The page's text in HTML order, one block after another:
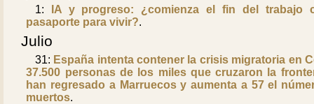
1:
IA y progreso: ¿comienza el fin del trabajo
pasaporte para vivir?.
Julio
31: España intenta contener la crisis migratoria en
37.500 personas de los miles que cruzaron la
han regresado a Marruecos y aumenta a 57 el
muertos.